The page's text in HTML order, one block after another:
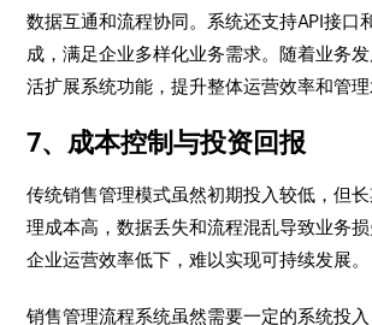
数据互通和流程协同。系统还支持API接口
成，满足企业多样化业务需求。随着业务
活扩展系统功能，提升整体运营效率和管理
7、成本控制与投资回报
传统销售管理模式虽然初期投入较低，但
理成本高，数据丢失和流程混乱导致业务损
企业运营效率低下，难以实现可持续发展。
销售管理流程系统虽然需要一定的系统投